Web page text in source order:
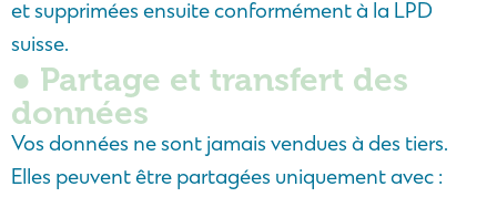
et supprimées ensuite conformément à la LPD
suisse.
● Partage et transfert des
données
Vos données ne sont jamais vendues à des tiers.
Elles peuvent être partagées uniquement avec :